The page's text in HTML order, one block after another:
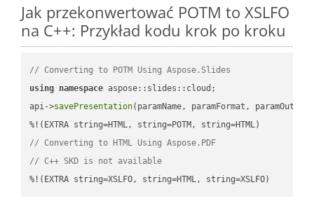
Jak przekonwertować POTM to XSLFO
na C++: Przykład kodu krok po kroku
// Converting to POTM Using Aspose.Slides
using namespace aspose::slides::cloud;
api->savePresentation(paramName, paramFormat,
// Converting to HTML Using Aspose.PDF
// C++ SKD is not available
%!(EXTRA string=XSLFO, string=HTML, string=XSLFO)